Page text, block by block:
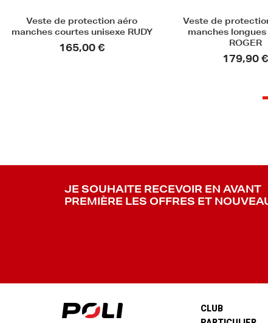
Veste de protection chaude
manches longues unisexe
ROGER
Veste vélo
VELJKO
99,90 €
JE SOUHAITE RECEVOIR EN AVANT
PREMIÈRE LES OFFRES ET
CLUB